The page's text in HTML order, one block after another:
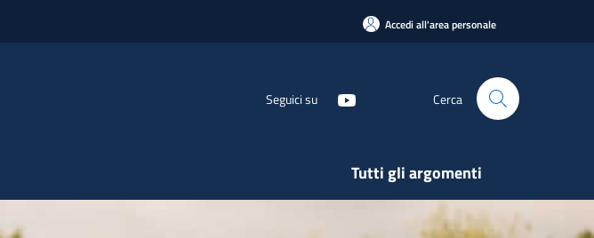
Accedi all'area personale
Seguici su Cerca
Tutti gli argomenti